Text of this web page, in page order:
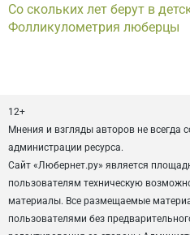
Со скольких лет берут в
Фолликулометрия люберцы
12+
Мнения и взгляды авторов не всегда
администрации ресурса.
Сайт «Любернет.ру» является
пользователям техническую
материалы. Все размещаемые
пользователями без